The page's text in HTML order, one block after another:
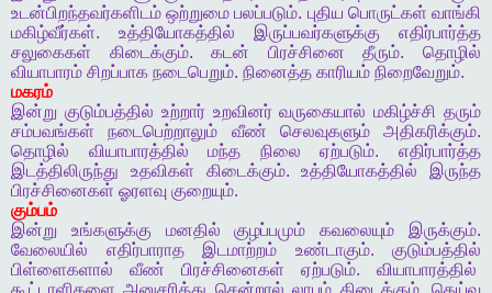
உடன்பிறந்தவர்களிடம் ஒற்றுமை பலப்படும். புதிய பொருட்கள் வாங்கி
மகிழ்வீர்கள். உத்தியோகத்தில் இருப்பவர்களுக்கு
எதிர்பார்த்த
சலுகைகள்
கிடைக்கும்.கடன் பிரச்சினை தீரும்.தொழில்
வியாபாரம் சிறப்பாக நடைபெறும். நினைத்த காரியம் நிறைவேறும்.
மகரம்
இன்று குடும்பத்தில் உற்றார் உறவினர் வருகையால் மகிழ்ச்சி தரும்
சம்பவங்கள்
நடைபெற்றாலும் வீண் செலவுகளும் அதிகரிக்கும்.
தொழில்
வியாபாரத்தில் மந்த நிலை ஏற்படும்.எதிர்பார்த்த
இடத்திலிருந்து
உதவிகள் கிடைக்கும்.உத்தியோகத்தில்
இருந்த
பிரச்சினைகள் ஓரளவு குறையும்.
கும்பம்
இன்று
உங்களுக்கு மனதில் குழப்பமும் கவலையும் இருக்கும்.
வேலையில்
எதிர்பாராத இடமாற்றம் உண்டாகும். குடும்பத்தில்
பிள்ளைகளால்
வீண் பிரச்சினைகள் ஏற்படும். வியாபாரத்தில்
கூட்டாளிகளை அனுசரித்து சென்றால் லாபம் கிடைக்கும்.தெய்வ